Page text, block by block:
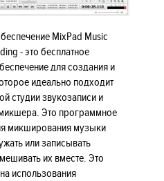
MixPad Music
- это бесплатное
для создания и
идеально подходит
студии звукозаписи и
Это программное
микширования музыки
или записывать
их вместе. Это
использования